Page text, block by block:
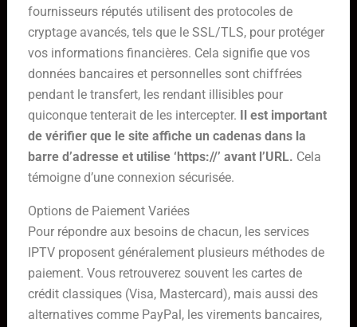
fournisseurs réputés utilisent des protocoles de
cryptage avancés, tels que le SSL/TLS, pour protéger
vos informations financières. Cela signifie que vos
données bancaires et personnelles sont chiffrées
pendant le transfert, les rendant illisibles pour
quiconque tenterait de les intercepter.
Il est important
de vérifier que le site affiche un cadenas dans la
barre d’adresse et utilise ‘https://’ avant l’URL. Cela
témoigne d’une connexion sécurisée.
Options de Paiement Variées
Pour répondre aux besoins de chacun, les services
IPTV proposent généralement plusieurs méthodes de
paiement. Vous retrouverez souvent les cartes de
crédit classiques (Visa, Mastercard), mais aussi des
alternatives comme PayPal, les virements bancaires,